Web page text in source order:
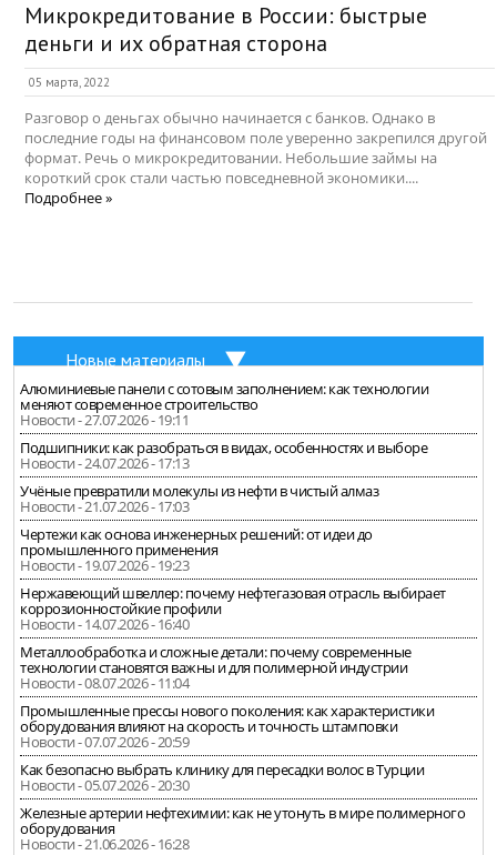
Микрокредитование в России: быстрые
деньги и их обратная сторона
05 марта, 2022
Разговор о деньгах обычно начинается с банков. Однако в
последние годы на финансовом поле уверенно закрепился другой
формат. Речь о микрокредитовании. Небольшие займы на
короткий срок стали частью повседневной экономики....
Подробнее »
Новые материалы
Алюминиевые панели с сотовым заполнением: как технологии
меняют современное строительство
Новости - 27.07.2026 - 19:11
Подшипники: как разобраться в видах, особенностях и выборе
Новости - 24.07.2026 - 17:13
Учёные превратили молекулы из нефти в чистый алмаз
Новости - 21.07.2026 - 17:03
Чертежи как основа инженерных решений: от идеи до
промышленного применения
Новости - 19.07.2026 - 19:23
Нержавеющий швеллер: почему нефтегазовая отрасль выбирает
коррозионностойкие профили
Новости - 14.07.2026 - 16:40
Металлообработка и сложные детали: почему современные
технологии становятся важны и для полимерной индустрии
Новости - 08.07.2026 - 11:04
Промышленные прессы нового поколения: как характеристики
оборудования влияют на скорость и точность штамповки
Новости - 07.07.2026 - 20:59
Как безопасно выбрать клинику для пересадки волос в Турции
Новости - 05.07.2026 - 20:30
Железные артерии нефтехимии: как не утонуть в мире полимерного
оборудования
Новости - 21.06.2026 - 16:28